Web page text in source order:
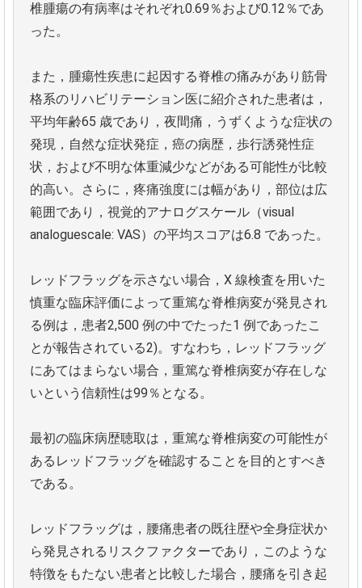
椎腫瘍の有病率はそれぞれ0.69％および0.12％であ
った。
また，腫瘍性疾患に起因する脊椎の痛みがあり筋骨
格系のリハビリテーション医に紹介された患者は，
平均年齢65 歳であり，夜間痛，うずくような症状の
発現，自然な症状発症，癌の病歴，歩行誘発性症
状，および不明な体重減少などがある可能性が比較
的高い。さらに，疼痛強度には幅があり，部位は広
範囲であり，視覚的アナログスケール（visual
analoguescale: VAS）の平均スコアは6.8 であった。
レッドフラッグを示さない場合，X 線検査を用いた
慎重な臨床評価によって重篤な脊椎病変が発見され
る例は，患者2,500 例の中でたった1 例であったこ
とが報告されている2)。すなわち，レッドフラッグ
にあてはまらない場合，重篤な脊椎病変が存在しな
いという信頼性は99％となる。
最初の臨床病歴聴取は，重篤な脊椎病変の可能性が
あるレッドフラッグを確認することを目的とすべき
である。
レッドフラッグは，腰痛患者の既往歴や全身症状か
ら発見されるリスクファクターであり，このような
特徴をもたない患者と比較した場合，腰痛を引き起